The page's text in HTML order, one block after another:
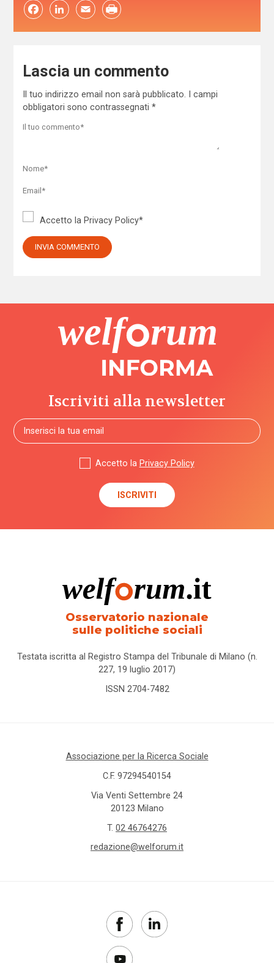
FacebookLinkedIn Email
Lascia un commento
Il tuo indirizzo email non sarà pubblicato.
I campi
obbligatori sono contrassegnati *
Accetto la Privacy Policy*
Iscriviti alla newsletter
Accetto la Privacy Policy
Osservatorio nazionale
sulle politiche sociali
Testata iscritta al Registro Stampa del Tribunale di Milano (n.
227, 19 luglio 2017)
ISSN 2704-7482
Associazione per la Ricerca Sociale
C.F. 97294540154
Via Venti Settembre 24
20123 Milano
T. 02 46764276
redazione@welforum.it